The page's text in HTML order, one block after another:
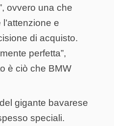
ovvero una che
e
di acquisto.
perfetta”,
è ciò che BMW
gigante bavarese
speciali.